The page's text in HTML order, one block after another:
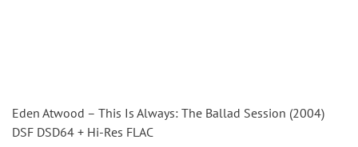
Eden Atwood – This Is Always: The Ballad Session (2004)
DSF DSD64 + Hi-Res FLAC